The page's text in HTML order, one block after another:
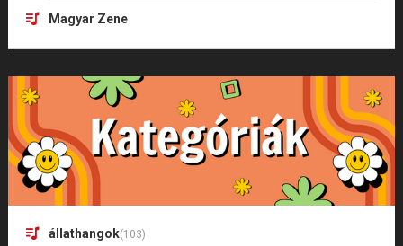
Magyar Zene
állathangok(103)